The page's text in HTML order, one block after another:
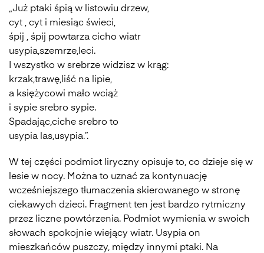
„Już ptaki śpią w listowiu drzew,
cyt , cyt i miesiąc świeci,
śpij , śpij powtarza cicho wiatr
usypia,szemrze,leci.
I wszystko w srebrze widzisz w krąg:
krzak,trawę,liść na lipie,
a księżycowi mało wciąż
i sypie srebro sypie.
Spadając,ciche srebro to
usypia las,usypia.”.
W tej części podmiot liryczny opisuje to, co dzieje się w
lesie w nocy. Można to uznać za kontynuację
wcześniejszego tłumaczenia skierowanego w stronę
ciekawych dzieci. Fragment ten jest bardzo rytmiczny
przez liczne powtórzenia. Podmiot wymienia w swoich
słowach spokojnie wiejący wiatr. Usypia on
mieszkańców puszczy, między innymi ptaki. Na